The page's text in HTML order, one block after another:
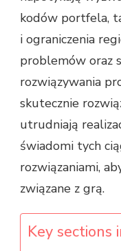
kodów portfela,
i ograniczenia
problemów oraz
rozwiązywania
skutecznie
utrudniają
świadomi tych
rozwiązaniami,
związane z grą.
Key sections